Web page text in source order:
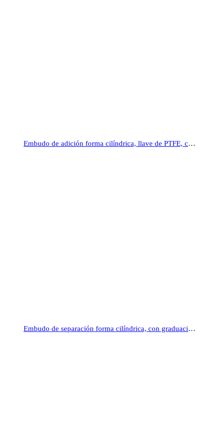
Embudo de adición forma cilíndrica, llave de PTFE, con graduación, WITEG®
Embudo de separación forma cilíndrica, con graduación, Glassco®